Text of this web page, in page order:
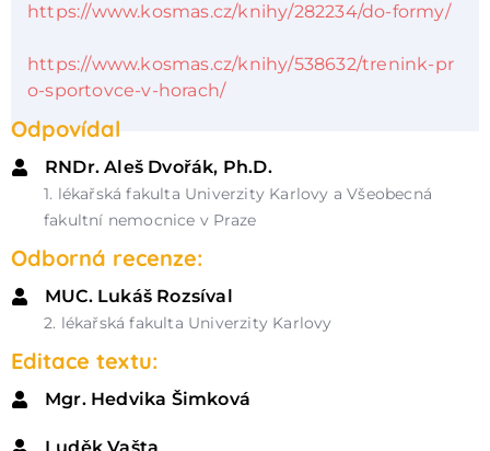
https://www.kosmas.cz/knihy/282234/do-formy/
https://www.kosmas.cz/knihy/538632/trenink-pr
o-sportovce-v-horach/
Odpovídal
RNDr. Aleš Dvořák, Ph.D.
1. lékařská fakulta Univerzity Karlovy a Všeobecná
fakultní nemocnice v Praze
Odborná recenze:
MUC. Lukáš Rozsíval
2. lékařská fakulta Univerzity Karlovy
Editace textu:
Mgr. Hedvika Šimková